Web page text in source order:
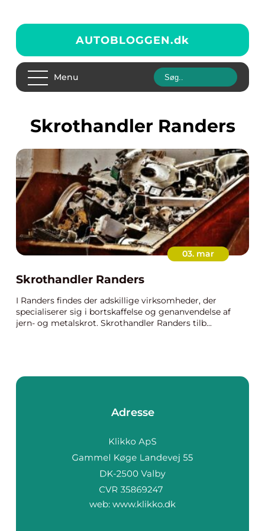
AUTOBLOGGEN.dk
Menu
Skrothandler Randers
03. mar
Skrothandler Randers
I Randers findes der adskillige virksomheder, der
specialiserer sig i bortskaffelse og genanvendelse af
jern- og metalskrot. Skrothandler Randers tilb...
Adresse
web: www.klikko.dk